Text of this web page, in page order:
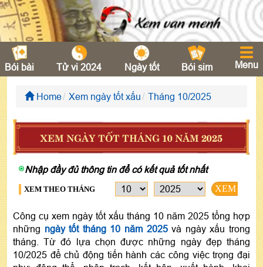
Bói bài Tử vi 2024 Ngày tốt Bói sim Menu
Home Xem ngày tốt xấu Tháng 10/2025
XEM NGÀY TỐT THÁNG 10 NĂM 2025
Nhập đầy đủ thông tin để có kết quả tốt nhất
XEM THEO THÁNG XEM
Công cụ xem ngày tốt xấu tháng 10 năm 2025 tổng hợp
những ngày tốt tháng 10 năm 2025và ngày xấu trong
tháng. Từ đó lựa chọn được những ngày đẹp tháng
10/2025 để chủ động tiến hành các công việc trọng đại